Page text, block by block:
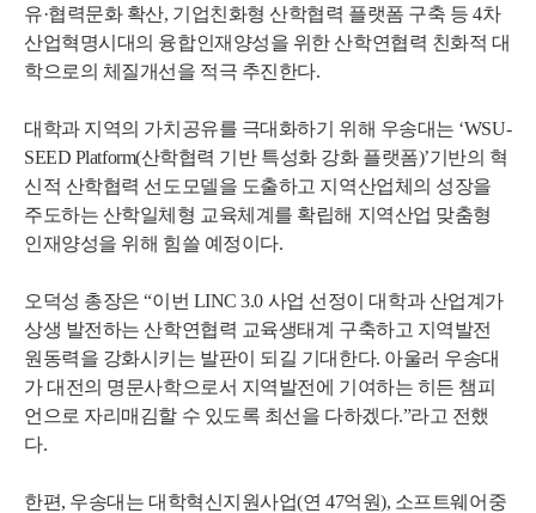
유·협력문화 확산, 기업친화형 산학협력 플랫폼 구축 등 4차
산업혁명시대의 융합인재양성을 위한 산학연협력 친화적 대
학으로의 체질개선을 적극 추진한다.
대학과 지역의 가치공유를 극대화하기 위해 우송대는 ‘WSU-
SEED Platform(산학협력 기반 특성화 강화 플랫폼)’기반의 혁
신적 산학협력 선도모델을 도출하고 지역산업체의 성장을
주도하는 산학일체형 교육체계를 확립해 지역산업 맞춤형
인재양성을 위해 힘쓸 예정이다.
오덕성 총장은 “이번 LINC 3.0 사업 선정이 대학과 산업계가
상생 발전하는 산학연협력 교육생태계 구축하고 지역발전
원동력을 강화시키는 발판이 되길 기대한다. 아울러 우송대
가 대전의 명문사학으로서 지역발전에 기여하는 히든 챔피
언으로 자리매김할 수 있도록 최선을 다하겠다.”라고 전했
다.
한편, 우송대는 대학혁신지원사업(연 47억원), 소프트웨어중